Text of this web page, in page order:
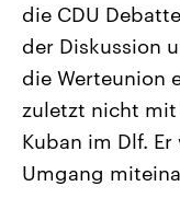
Landtagswahl
2026
Alle Informationen
Sachsen-Anhalt
September 2026
Landtag. Seit 2021
Bundesland von
Umfragen,
die CDU
der Diskussion
die Werteunion
zuletzt nicht
Kuban im Dlf.
Umgang